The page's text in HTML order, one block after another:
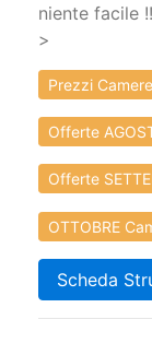
niente facile
>
Prezzi
Offerte
Offerte
OTTOBRE
Scheda